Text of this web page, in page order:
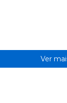
Ver